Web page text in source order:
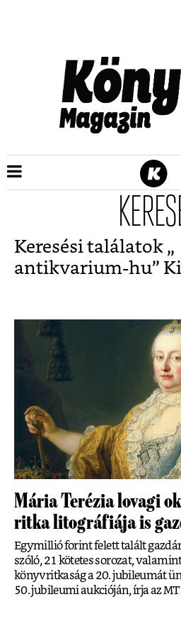
Keresési találatok „
antikvarium-hu”
Mária Terézia lovagi
ritka litográfiája is
Egymillió forint felett talált
szóló, 21 kötetes sorozat,
könyvritkaság a 20. jubileumát
50. jubileumi aukcióján, írja az